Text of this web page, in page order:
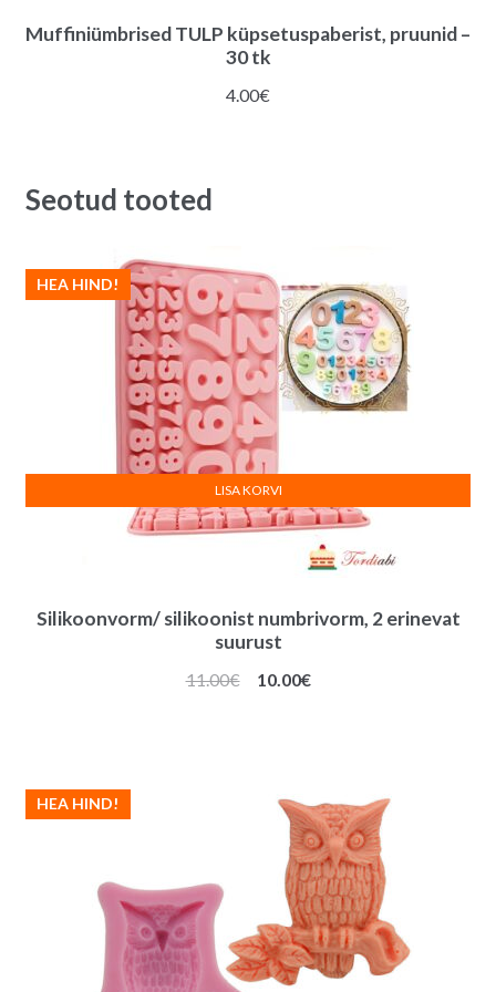
Muffiniümbrised TULP küpsetuspaberist, pruunid –
30 tk
4.00€
Seotud tooted
Silikoonvorm/ silikoonist numbrivorm, 2 erinevat
suurust
HEA HIND!
11.00€
Algne
10.00€Praegune
LISA KORVI
HEA HIND!